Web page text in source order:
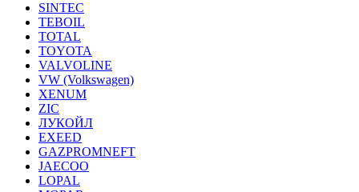
SINTEC
TEBOIL
TOTAL
TOYOTA
VALVOLINE
VW (Volkswagen)
XENUM
ZIC
ЛУКОЙЛ
EXEED
GAZPROMNEFT
JAECOO
LOPAL